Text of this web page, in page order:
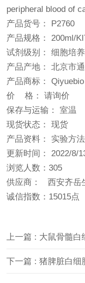
peripheral blood of
产品货号： P2760
产品规格： 200ml/
试剂级别： 细胞培
产品产地： 北京市
产品商标： Qiyuebio
价 格： 请询价
保存与运输： 室温
现货状态： 现货
产品资料： 实验方
更新时间： 2022/8/
浏览人数：305
供应商： 西安齐岳
诚信指数： 15015点
上一篇 : 大鼠骨髓白
下一篇 : 猪脾脏白细